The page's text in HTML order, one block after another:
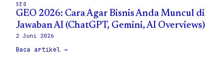
SEO
GEO 2026: Cara Agar Bisnis Anda Muncul di
Jawaban AI (ChatGPT, Gemini, AI Overviews)
2 Juni 2026
Baca artikel →